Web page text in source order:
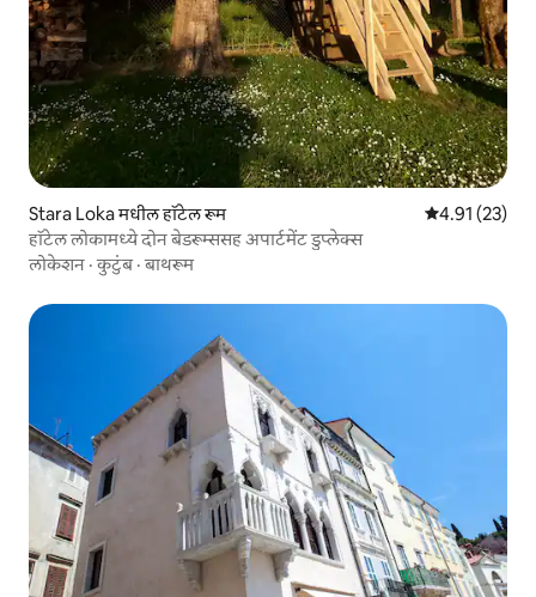
Stara Loka मधील हॉटेल रूम 5 पैकी 4.91
4.91 (23)
हॉटेल लोकामध्ये दोन बेडरूम्ससह अपार्टमेंट डुप्लेक्स
लोकेशन ·कुटुंब·बाथरूम